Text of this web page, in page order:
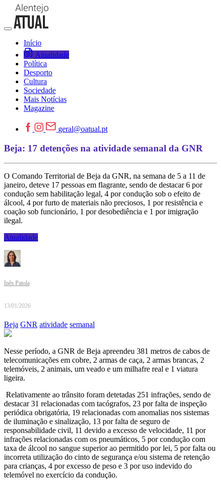
Início
Atualidade
Política
Desporto
Cultura
Sociedade
Mais Notícias
Magazine
geral@oatual.pt
Beja: 17 detenções na atividade semanal da GNR
O Comando Territorial de Beja da GNR, na semana de 5 a 11 de
janeiro, deteve 17 pessoas em flagrante, sendo de destacar 6 por
condução sem habilitação legal, 4 por condução sob o efeito de
álcool, 4 por furto de materiais não preciosos, 1 por resistência e
coação sob funcionário, 1 por desobediência e 1 por imigração
ilegal.
Atualidade
Inês Patola
13/01/2026
Beja GNR atividade semanal
Nesse período, a GNR de Beja apreendeu 381 metros de cabos de
telecomunicações em cobre, 2 armas de caça, 2 armas brancas, 2
telemóveis, 2 animais, um veado e um milhafre real e 1 viatura
ligeira.
Relativamente ao trânsito foram detetadas 251 infrações, sendo de
destacar 31 relacionadas com tacógrafos, 23 por falta de inspeção
periódica obrigatória, 19 relacionadas com anomalias nos sistemas
de iluminação e sinalização, 13 por falta de seguro de
responsabilidade civil, 11 devido a excesso de velocidade, 11 por
infrações relacionadas com os pneumáticos, 5 por condução com
taxa de álcool no sangue superior ao permitido por lei, 5 por falta ou
incorreta utilização do cinto de segurança e/ou sistema de retenção
para crianças, 4 por excesso de peso e 3 por uso indevido do
telemóvel no exercício da condução.